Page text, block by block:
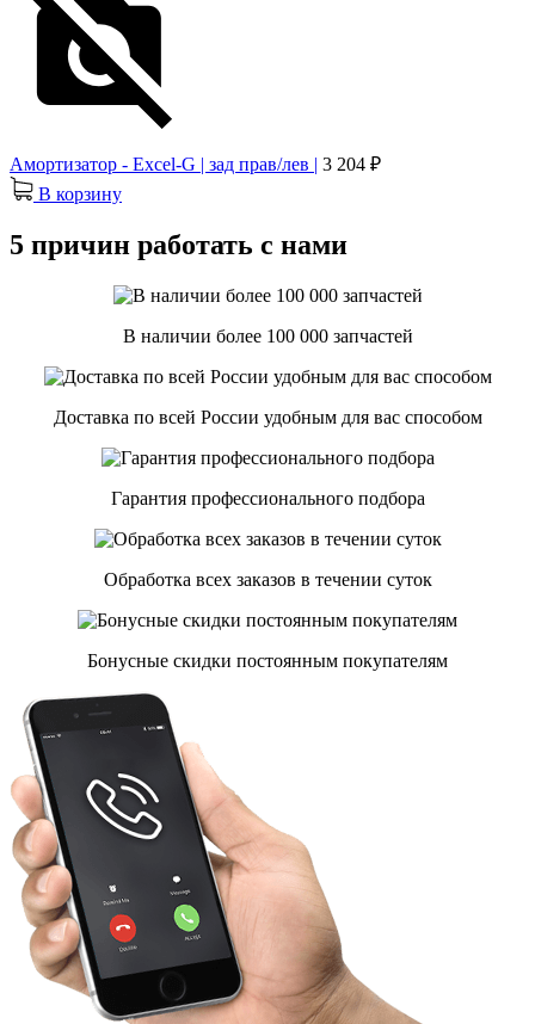
Амортизатор - Excel-G | зад прав/лев | 3 204 ₽
В корзину
5 причин работать с нами
В наличии более 100 000 запчастей
Доставка по всей России удобным для вас способом
Гарантия профессионального подбора
Обработка всех заказов в течении суток
Бонусные скидки постоянным покупателям